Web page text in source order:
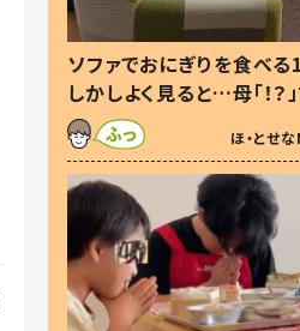
ソファでおにぎりを食べ
しかしよく見ると…母「！？
察した母の投稿に「可愛い
す！」「現行犯〜」
ほ・とせ